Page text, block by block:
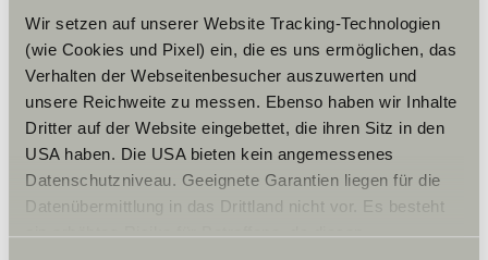
Wir setzen auf unserer Website Tracking-Technologien
(wie Cookies und Pixel) ein, die es uns ermöglichen, das
Verhalten der Webseitenbesucher auszuwerten und
unsere Reichweite zu messen. Ebenso haben wir Inhalte
Dritter auf der Website eingebettet, die ihren Sitz in den
USA haben. Die USA bieten kein angemessenes
Datenschutzniveau. Geeignete Garantien liegen für die
Datenübermittlung in das Drittland nicht vor. Es besteht
ein erhöhtes Risiko für Betroffene, da diesen
Opening hours
FAHRZEUGVERKAUF
Montag – Freitag:
13:00 – 17:00 Uhr